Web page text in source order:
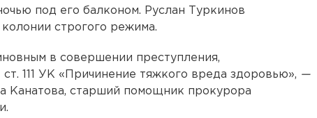
под его балконом. Руслан Туркинов
строгого режима.
в совершении преступления,
ст. 111 УК «Причинение тяжкого вреда здоровью», —
старший помощник прокурора